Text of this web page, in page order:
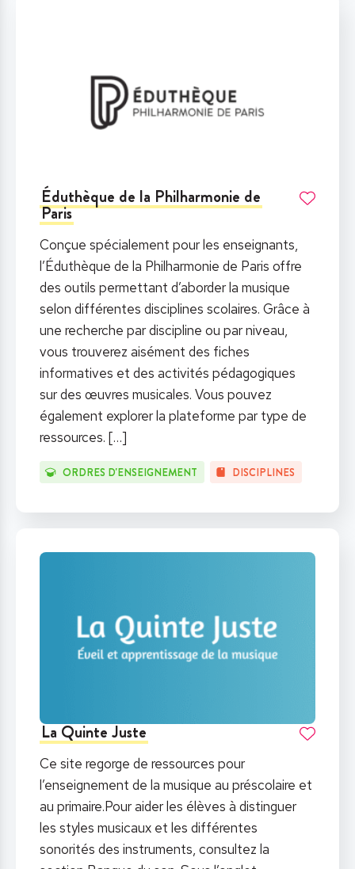
Éduthèque de la Philharmonie de
Paris
Conçue spécialement pour les enseignants,
l’Éduthèque de la Philharmonie de Paris offre
des outils permettant d’aborder la musique
selon différentes disciplines scolaires. Grâce à
une recherche par discipline ou par niveau,
vous trouverez aisément des fiches
informatives et des activités pédagogiques
sur des œuvres musicales. Vous pouvez
également explorer la plateforme par type de
ressources. […]
ORDRES D'ENSEIGNEMENT DISCIPLINES
La Quinte Juste
Ce site regorge de ressources pour
l’enseignement de la musique au préscolaire et
au primaire.Pour aider les élèves à distinguer
les styles musicaux et les différentes
sonorités des instruments, consultez la